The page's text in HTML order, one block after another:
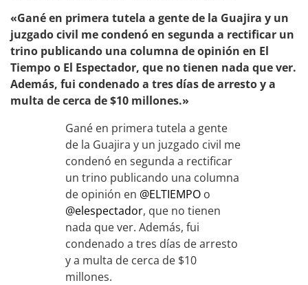
«Gané en primera tutela a gente de la Guajira y un
juzgado civil me condenó en segunda a rectificar un
trino publicando una columna de opinión en El
Tiempo o El Espectador, que no tienen nada que ver.
Además, fui condenado a tres días de arresto y a
multa de cerca de $10 millones.»
Gané en primera tutela a gente
de la Guajira y un juzgado civil me
condenó en segunda a rectificar
un trino publicando una columna
de opinión en @ELTIEMPO o
@elespectador, que no tienen
nada que ver. Además, fui
condenado a tres días de arresto
y a multa de cerca de $10
millones.